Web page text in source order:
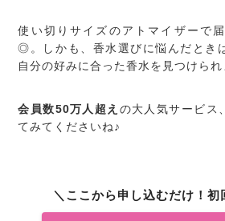
使い切りサイズのアトマイザーで
◎。しかも、香水選びに悩んだとき
自分の好みに合った香水を見つけられ
会員数50万人超え の大人気サービス
てみてくださいね♪
＼ここから申し込むだけ！初